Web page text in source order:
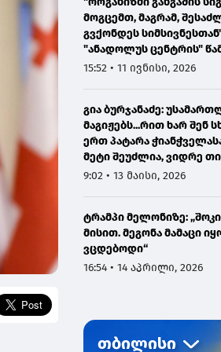
მოგცემთ, მაგრამ,
გვქონდეს
"ანადოლუს ცენტრის"
ონკოლოგთან
15:52 • 11 ივნისი, 2026
გია ბურჯანაძე:
მაგიჟებს...რით ხარ შენ
ერთ პატარა
მეტი შეუძლია, ვიდრე
ჩვენგანს...
9:02 • 13 მაისი, 2026
ტრამპი მელონიზე:
მისით. მეგონა მამაცი
ვცდებოდი“
16:54 • 14 აპრილი, 2026